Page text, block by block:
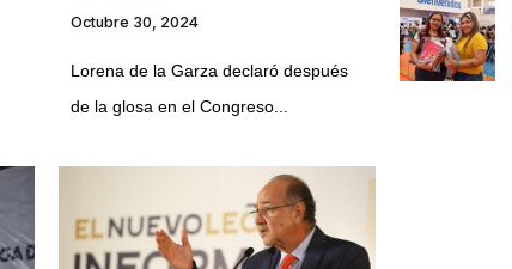
Octubre 30, 2024
Lorena de la Garza declaró después
de la glosa en el Congreso...